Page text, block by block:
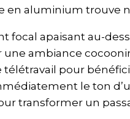
en aluminium trouve
focal apaisant au-
ambiance
télétravail pour
le ton
transformer un